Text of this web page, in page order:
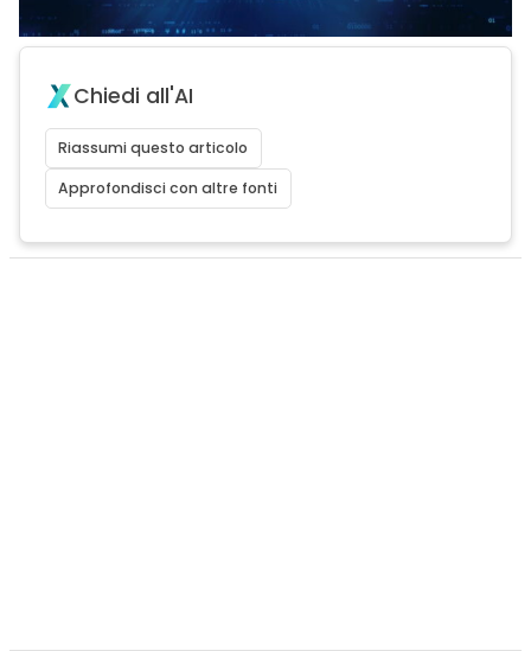
Chiedi all'AI
Riassumi questo articolo
Approfondisci con altre fonti